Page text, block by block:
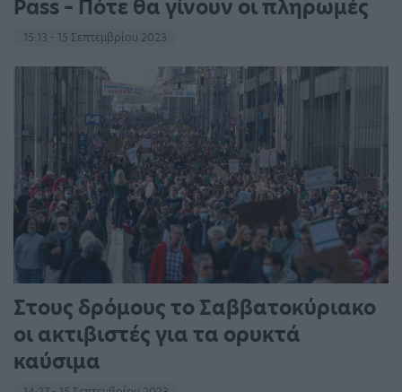
Pass – Πότε θα γίνουν οι πληρωμές
15:13 - 15 Σεπτεμβρίου 2023
Στους δρόμους το Σαββατοκύριακο
οι ακτιβιστές για τα ορυκτά
καύσιμα